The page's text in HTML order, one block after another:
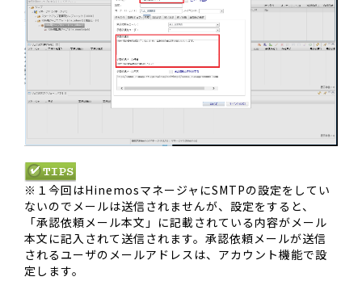
※１今回はHinemosマネージャにSMTPの設定をしてい
ないのでメールは送信されませんが、設定をすると、
「承認依頼メール本文」に記載されている内容がメール
本文に記入されて送信されます。承認依頼メールが送信
されるユーザのメールアドレスは、アカウント機能で設
定します。